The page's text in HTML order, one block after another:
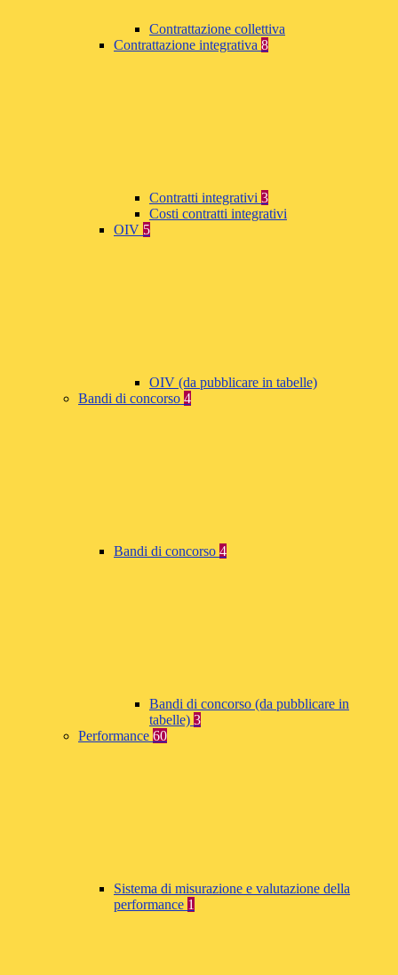
Contrattazione collettiva
Contrattazione integrativa 8
Contratti integrativi 3
Costi contratti integrativi
OIV 5
OIV (da pubblicare in tabelle)
Bandi di concorso 4
Bandi di concorso 4
Bandi di concorso (da pubblicare in
tabelle) 3
Performance 60
Sistema di misurazione e valutazione della
performance 1